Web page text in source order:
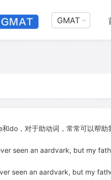
GMAT
do，对于助动词，常常可以帮助
seen an aardvark, but my
seen an aardvark, but my